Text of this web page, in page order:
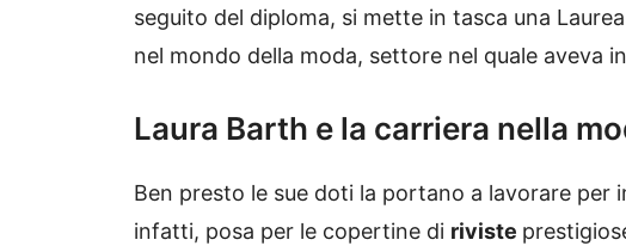
seguito del diploma, si mette in tasca una
nel mondo della moda, settore nel quale aveva
Laura Barth e la carriera nella
Ben presto le sue doti la portano a lavorare per
infatti, posa per le copertine di riviste